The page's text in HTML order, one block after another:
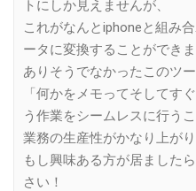
トにしか見えませんが、
これがなんとiphoneと組み
ータに変換することができま
ありそうでなかったこのツー
「何かをメモってそしてす
う作業をシームレスに行うこ
業務の生産性がかなり上がり
もし興味ある方が居ました
さい！